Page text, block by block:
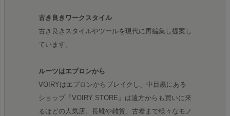
古き良きワークスタイル
古き良きスタイルやツールを現代に再編集し提案し
ています。
ルーツはエプロンから
VOIRYはエプロンからブレイクし、中目黒にある
ショップ『VOIRY STORE』は遠方からも買いに来
るほどの人気店。長靴や雑貨、古着まで様々なモノ